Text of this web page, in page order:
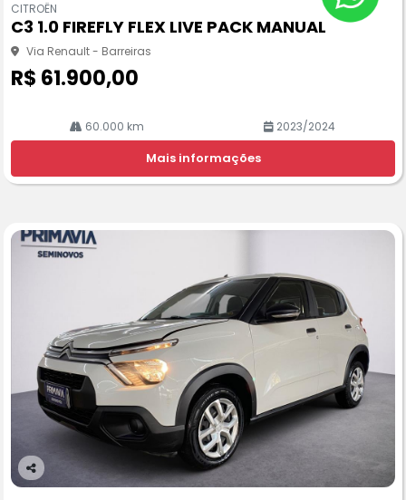
pa
rtil
he
CITROËN
C3 1.0 FIREFLY FLEX LIVE PACK MANUAL
Via Renault - Barreiras
R$ 61.900,00
60.000 km 2023/2024
Mais informações
Co